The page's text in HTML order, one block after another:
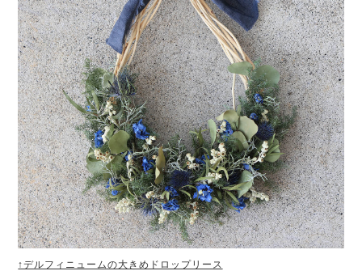
↑デルフィニュームの大きめドロップリース